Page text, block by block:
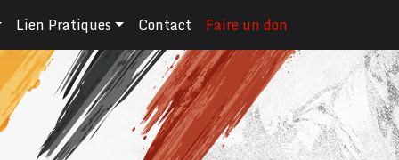
Lien Pratiques Contact Faire un don